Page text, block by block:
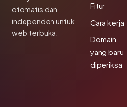
otomatis dan
independen untuk
web terbuka.
Fitur
Cara kerja
Domain
yang baru
diperiksa